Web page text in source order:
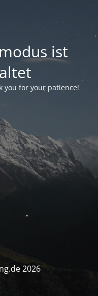
ist
you for your patience!
2026